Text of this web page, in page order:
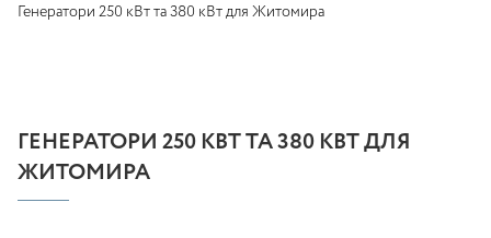
Генератори 250 кВт та 380 кВт для Житомира
ГЕНЕРАТОРИ 250 КВТ ТА 380 КВТ ДЛЯ
ЖИТОМИРА